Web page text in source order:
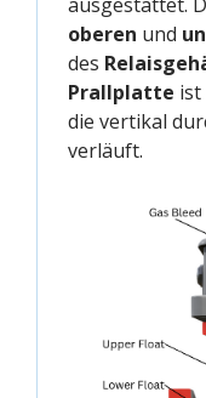
oberen und
des
Prallplatte ist
die vertikal
verläuft.